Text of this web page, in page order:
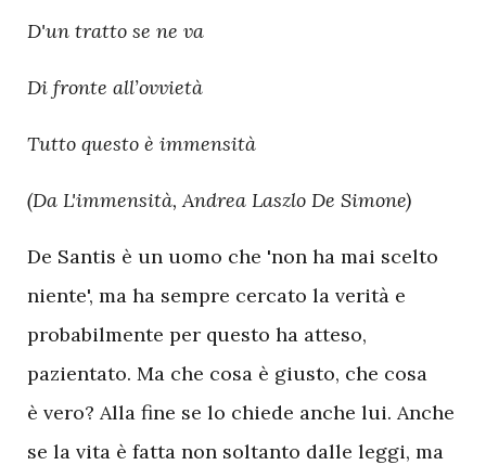
D'un tratto se ne va
Di fronte all’ovvietà
Tutto questo è immensità
(Da L'immensità, Andrea Laszlo De Simone)
De Santis è un uomo che 'non ha mai scelto
niente', ma ha sempre cercato la verità e
probabilmente per questo ha atteso,
pazientato. Ma che cosa è giusto, che cosa
è vero? Alla fine se lo chiede anche lui. Anche
se la vita è fatta non soltanto dalle leggi, ma